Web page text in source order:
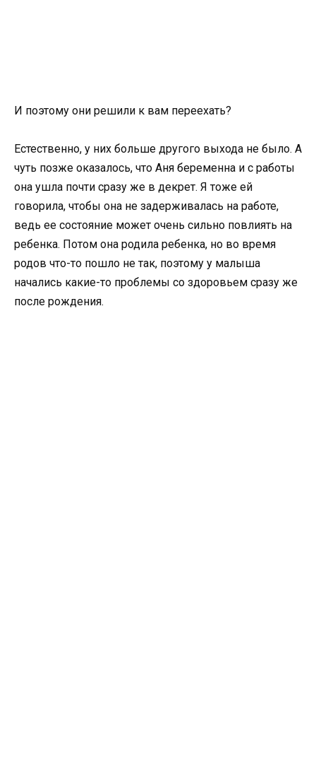
И поэтому они решили к вам переехать?
Естественно, у них больше другого выхода не было. А
чуть позже оказалось, что Аня беременна и с работы
она ушла почти сразу же в декрет. Я тоже ей
говорила, чтобы она не задерживалась на работе,
ведь ее состояние может очень сильно повлиять на
ребенка. Потом она родила ребенка, но во время
родов что-то пошло не так, поэтому у малыша
начались какие-то проблемы со здоровьем сразу же
после рождения.